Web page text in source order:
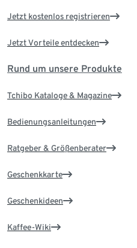
Jetzt kostenlos registrieren
Jetzt Vorteile entdecken
Rund um unsere Produkte
Tchibo Kataloge & Magazine
Bedienungsanleitungen
Ratgeber & Größenberater
Geschenkkarte
Geschenkideen
Kaffee-Wiki